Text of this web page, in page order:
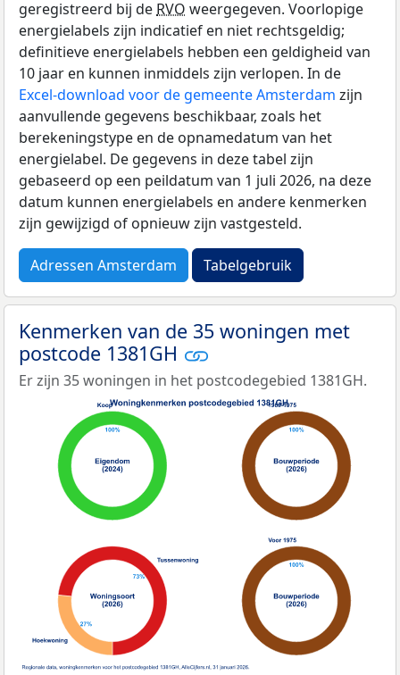
geregistreerd bij de RVO weergegeven. Voorlopige
energielabels zijn indicatief en niet rechtsgeldig;
definitieve energielabels hebben een geldigheid van
10 jaar en kunnen inmiddels zijn verlopen. In de
Excel-download voor de gemeente Amsterdam zijn
aanvullende gegevens beschikbaar, zoals het
berekeningstype en de opnamedatum van het
energielabel. De gegevens in deze tabel zijn
gebaseerd op een peildatum van 1 juli 2026, na deze
datum kunnen energielabels en andere kenmerken
zijn gewijzigd of opnieuw zijn vastgesteld.
Adressen Amsterdam Tabelgebruik
Kenmerken van de 35 woningen met
postcode 1381GH
Er zijn 35 woningen in het postcodegebied 1381GH.